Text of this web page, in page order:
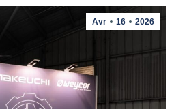
Avr 16 2026